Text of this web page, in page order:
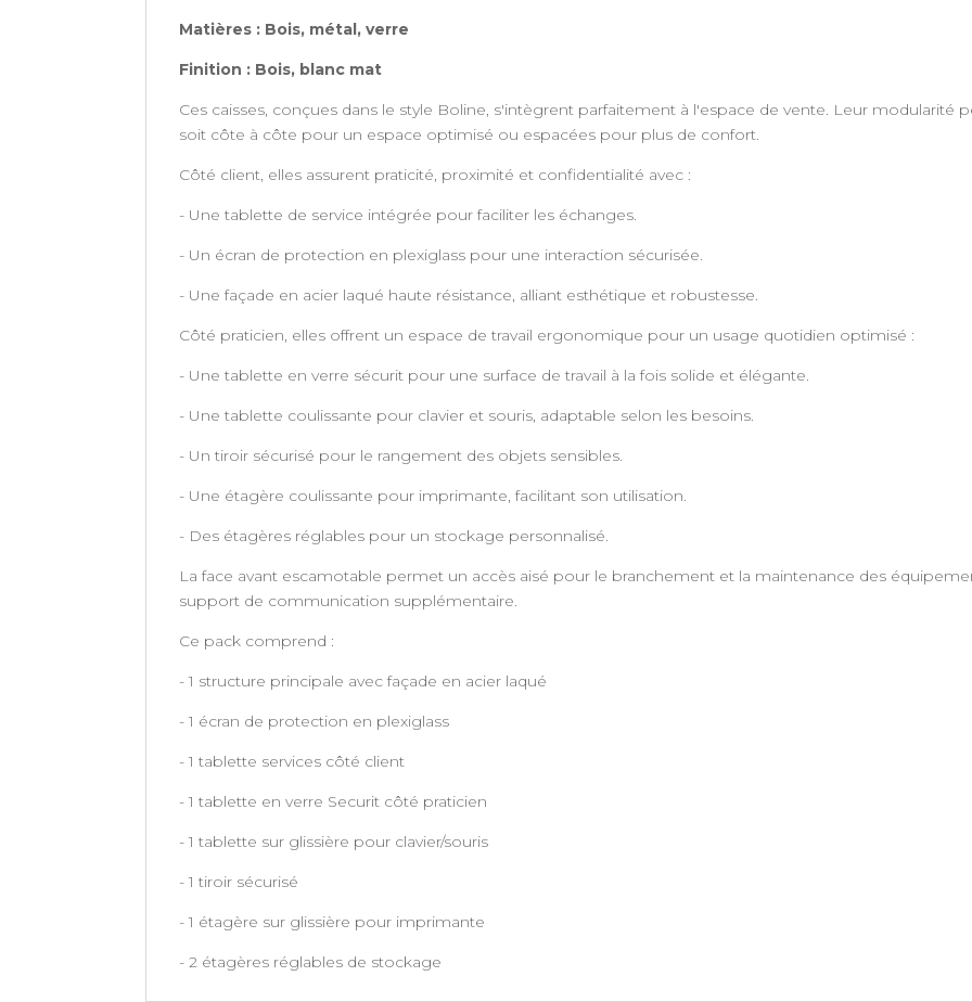
Matières : Bois, métal, verre
Finition : Bois, blanc mat
Ces caisses, conçues dans le style Boline, s'intègrent parfaitement à l'espace de vente. Leur
soit côte à côte pour un espace optimisé ou espacées pour plus de confort.
Côté client, elles assurent praticité, proximité et confidentialité avec :
- Une tablette de service intégrée pour faciliter les échanges.
- Un écran de protection en plexiglass pour une interaction sécurisée.
- Une façade en acier laqué haute résistance, alliant esthétique et robustesse.
Côté praticien, elles offrent un espace de travail ergonomique pour un usage quotidien optimisé :
- Une tablette en verre sécurit pour une surface de travail à la fois solide et élégante.
- Une tablette coulissante pour clavier et souris, adaptable selon les besoins.
- Un tiroir sécurisé pour le rangement des objets sensibles.
- Une étagère coulissante pour imprimante, facilitant son utilisation.
- Des étagères réglables pour un stockage personnalisé.
La face avant escamotable permet un accès aisé pour le branchement et la maintenance des
support de communication supplémentaire.
Ce pack comprend :
- 1 structure principale avec façade en acier laqué
- 1 écran de protection en plexiglass
- 1 tablette services côté client
- 1 tablette en verre Securit côté praticien
- 1 tablette sur glissière pour clavier/souris
- 1 tiroir sécurisé
- 1 étagère sur glissière pour imprimante
- 2 étagères réglables de stockage